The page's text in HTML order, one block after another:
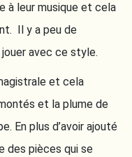
à leur musique et cela
Il y a peu de
avec ce style.
et cela
et la plume de
En plus d’avoir ajouté
des pièces qui se